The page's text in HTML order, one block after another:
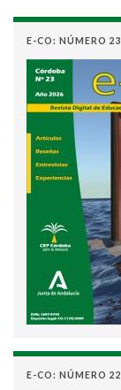
E-CO: NÚMERO 23
E-CO: NÚMERO 22